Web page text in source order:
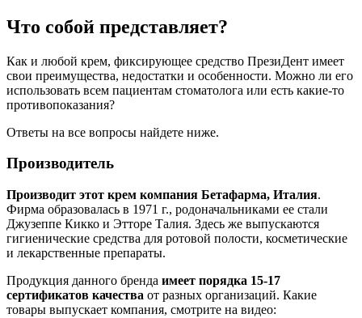
Что собой представляет?
Как и любой крем, фиксирующее средство ПрезиДент имеет
свои преимущества, недостатки и особенности. Можно ли его
использовать всем пациентам стоматолога или есть какие-то
противопоказания?
Ответы на все вопросы найдете ниже.
Производитель
Производит этот крем компания Бетафарма, Италия.
Фирма образовалась в 1971 г., родоначальниками ее стали
Джузеппе Кикко и Этторе Талия. Здесь же выпускаются
гигиенические средства для ротовой полости, косметические
и лекарственные препараты.
Продукция данного бренда имеет порядка 15-17
сертификатов качества от разных организаций. Какие
товары выпускает компания, смотрите на видео: